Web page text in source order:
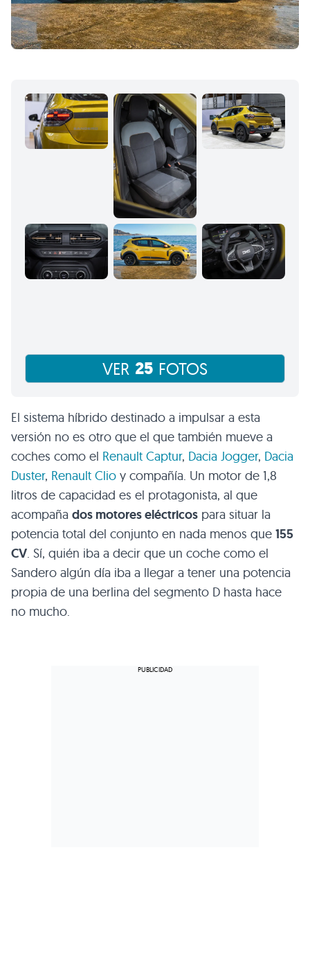
VER 25 FOTOS
El sistema híbrido destinado a impulsar a esta
versión no es otro que el que también mueve a
coches como el Renault Captur, Dacia Jogger, Dacia
Duster, Renault Clio y compañía. Un motor de 1,8
litros de capacidad es el protagonista, al que
acompaña dos motores eléctricos para situar la
potencia total del conjunto en nada menos que 155
CV. Sí, quién iba a decir que un coche como el
Sandero algún día iba a llegar a tener una potencia
propia de una berlina del segmento D hasta hace
no mucho.